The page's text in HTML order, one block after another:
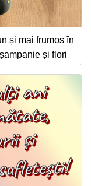
și mai frumos în
și flori